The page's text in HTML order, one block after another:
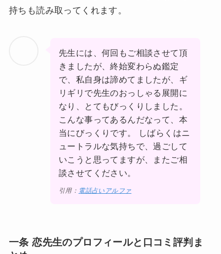
持ちも読み取ってくれます。
先生には、何回もご相談させて頂
きましたが、終始変わらぬ鑑定
で、私自身は諦めてましたが、ギ
リギリで先生のおっしゃる展開に
なり、とてもびっくりしました。
こんな事ってあるんだなって、本
当にびっくりです。 しばらくはニ
ュートラルな気持ちで、過ごして
いこうと思ってますが、またご相
談させてください。
引用： 電話占いアルファ
一条 恋先生のプロフィールと口コミ評判ま